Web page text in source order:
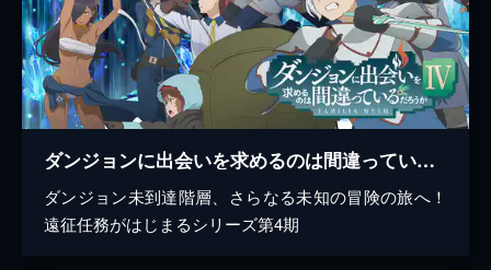
ダンジョンに出会いを求めるのは間違っているだろうかIV
ダンジョン未到達階層、さらなる未知の冒険の旅へ！
遠征任務がはじまるシリーズ第4期